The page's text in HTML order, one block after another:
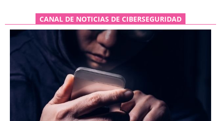
CANAL DE NOTICIAS DE CIBERSEGURIDAD